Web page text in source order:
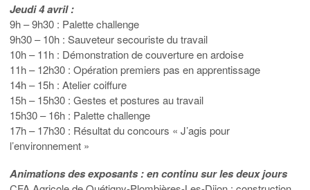
Jeudi 4 avril :
9h – 9h30 : Palette challenge
9h30 – 10h : Sauveteur secouriste du travail
10h – 11h : Démonstration de couverture en ardoise
11h – 12h30 : Opération premiers pas en apprentissage
14h – 15h : Atelier coiffure
15h – 15h30 : Gestes et postures au travail
15h30 – 16h : Palette challenge
17h – 17h30 : Résultat du concours « J’agis pour
l’environnement »
Animations des exposants : en continu sur les deux jours